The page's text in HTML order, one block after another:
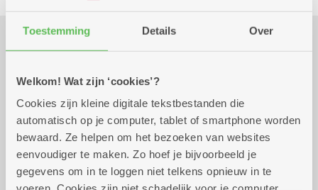
Toestemming Details Over
Welkom! Wat zijn ‘cookies’?
Cookies zijn kleine digitale tekstbestanden die
automatisch op je computer, tablet of smartphone worden
bewaard. Ze helpen om het bezoeken van websites
eenvoudiger te maken. Zo hoef je bijvoorbeeld je
gegevens om in te loggen niet telkens opnieuw in te
Wekelijks op donderdag tot 31
december 2026
20.00 uur tot
22.00 uur
in clubverband
iedereen welkom op de gratis open repetities